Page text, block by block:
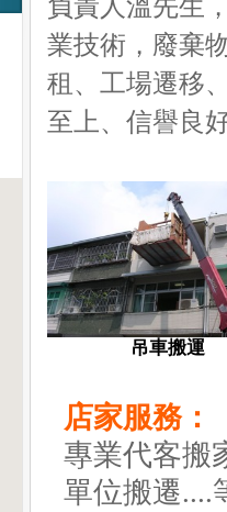
負責人溫先生
業技術，廢棄
租、工場遷移
至上、信譽良
吊車搬運
店家服務：
專業代客搬
單位搬遷....